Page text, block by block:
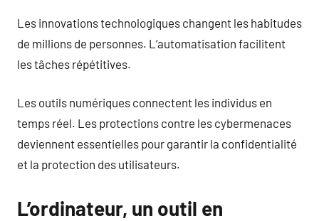
Les innovations technologiques changent les habitudes
de millions de personnes. L’automatisation facilitent
les tâches répétitives.
Les outils numériques connectent les individus en
temps réel. Les protections contre les cybermenaces
deviennent essentielles pour garantir la confidentialité
et la protection des utilisateurs.
L’ordinateur, un outil en